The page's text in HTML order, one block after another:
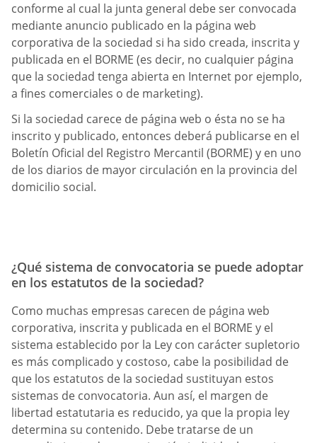
conforme al cual la junta general debe ser convocada
mediante anuncio publicado en la página web
corporativa de la sociedad si ha sido creada, inscrita y
publicada en el BORME (es decir, no cualquier página
que la sociedad tenga abierta en Internet por ejemplo,
a fines comerciales o de marketing).
Si la sociedad carece de página web o ésta no se ha
inscrito y publicado, entonces deberá publicarse en el
Boletín Oficial del Registro Mercantil (BORME) y en uno
de los diarios de mayor circulación en la provincia del
domicilio social.
¿Qué sistema de convocatoria se puede adoptar
en los estatutos de la sociedad?
Como muchas empresas carecen de página web
corporativa, inscrita y publicada en el BORME y el
sistema establecido por la Ley con carácter supletorio
es más complicado y costoso, cabe la posibilidad de
que los estatutos de la sociedad sustituyan estos
sistemas de convocatoria. Aun así, el margen de
libertad estatutaria es reducido, ya que la propia ley
determina su contenido. Debe tratarse de un